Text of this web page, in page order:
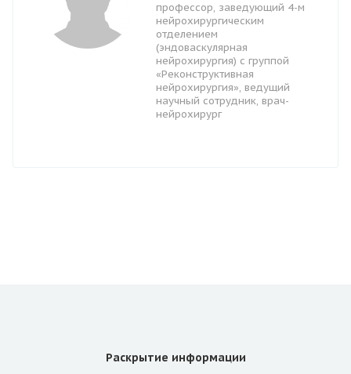
профессор, заведующий 4-м
нейрохирургическим
отделением
(эндоваскулярная
нейрохирургия) с группой
«Реконструктивная
нейрохирургия», ведущий
научный сотрудник, врач-
нейрохирург
Раскрытие информации